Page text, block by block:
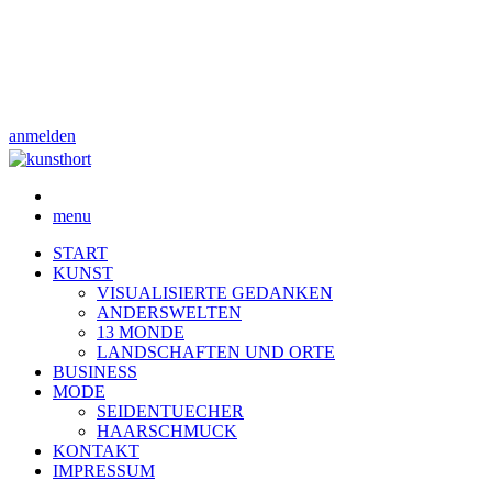
anmelden
menu
START
KUNST
VISUALISIERTE GEDANKEN
ANDERSWELTEN
13 MONDE
LANDSCHAFTEN UND ORTE
BUSINESS
MODE
SEIDENTUECHER
HAARSCHMUCK
KONTAKT
IMPRESSUM